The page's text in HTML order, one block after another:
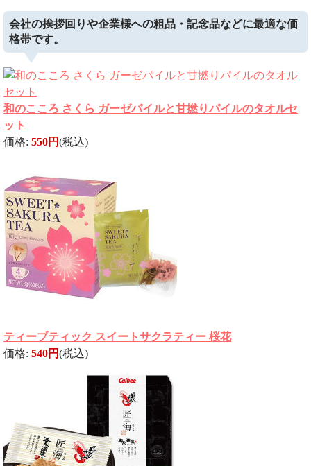
会社の挨拶回りや企業様への粗品・記念品などに最適な価
格帯です。
和のこころ さくら ガーゼパイルと甘撚りパイルのタオルセ
ット
価格: 550円(税込)
ティーブティック スイートサクラティー 桜花
価格: 540円(税込)